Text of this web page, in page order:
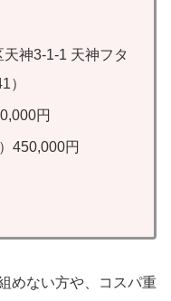
神3-1-1 天神フタ
）
円
450,000円
めない方や、コスパ重